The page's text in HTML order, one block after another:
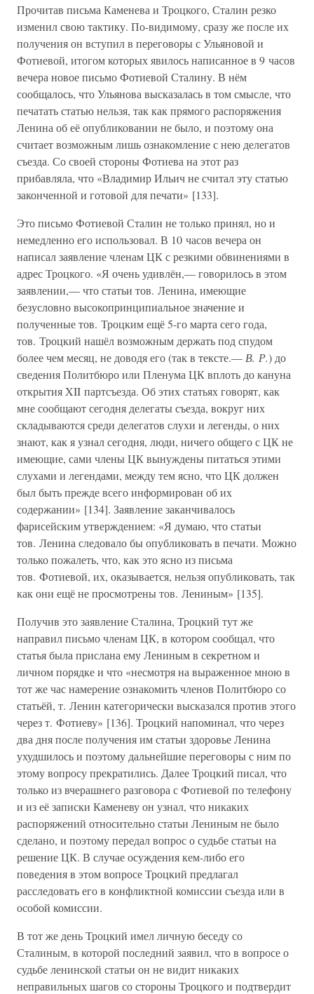
Прочитав письма Каменева и Троцкого, Сталин резко
изменил свою тактику. По-видимому, сразу же после их
получения он вступил в переговоры с Ульяновой и
Фотиевой, итогом которых явилось написанное в 9 часов
вечера новое письмо Фотиевой Сталину. В нём
сообщалось, что Ульянова высказалась в том смысле, что
печатать статью нельзя, так как прямого распоряжения
Ленина об её опубликовании не было, и поэтому она
считает возможным лишь ознакомление с нею делегатов
съезда. Со своей стороны Фотиева на этот раз
прибавляла, что «Владимир Ильич не считал эту статью
законченной и готовой для печати» [133].
Это письмо Фотиевой Сталин не только принял, но и
немедленно его использовал. В 10 часов вечера он
написал заявление членам ЦК с резкими обвинениями в
адрес Троцкого. «Я очень удивлён,— говорилось в этом
заявлении,— что статьи тов. Ленина, имеющие
безусловно высокопринципиальное значение и
полученные тов. Троцким ещё 5-го марта сего года,
тов. Троцкий нашёл возможным держать под спудом
более чем месяц, не доводя его (так в тексте.— В. Р.) до
сведения Политбюро или Пленума ЦК вплоть до кануна
открытия XII партсъезда. Об этих статьях говорят, как
мне сообщают сегодня делегаты съезда, вокруг них
складываются среди делегатов слухи и легенды, о них
знают, как я узнал сегодня, люди, ничего общего с ЦК не
имеющие, сами члены ЦК вынуждены питаться этими
слухами и легендами, между тем ясно, что ЦК должен
был быть прежде всего информирован об их
содержании» [134]. Заявление заканчивалось
фарисейским утверждением: «Я думаю, что статьи
тов. Ленина следовало бы опубликовать в печати. Можно
только пожалеть, что, как это ясно из письма
тов. Фотиевой, их, оказывается, нельзя опубликовать, так
как они ещё не просмотрены тов. Лениным» [135].
Получив это заявление Сталина, Троцкий тут же
направил письмо членам ЦК, в котором сообщал, что
статья была прислана ему Лениным в секретном и
личном порядке и что «несмотря на выраженное мною в
тот же час намерение ознакомить членов Политбюро со
статьёй, т. Ленин категорически высказался против этого
через т. Фотиеву» [136]. Троцкий напоминал, что через
два дня после получения им статьи здоровье Ленина
ухудшилось и поэтому дальнейшие переговоры с ним по
этому вопросу прекратились. Далее Троцкий писал, что
только из вчерашнего разговора с Фотиевой по телефону
и из её записки Каменеву он узнал, что никаких
распоряжений относительно статьи Лениным не было
сделано, и поэтому передал вопрос о судьбе статьи на
решение ЦК. В случае осуждения кем-либо его
поведения в этом вопросе Троцкий предлагал
расследовать его в конфликтной комиссии съезда или в
особой комиссии.
В тот же день Троцкий имел личную беседу со
Сталиным, в которой последний заявил, что в вопросе о
судьбе ленинской статьи он не видит никаких
неправильных шагов со стороны Троцкого и подтвердит